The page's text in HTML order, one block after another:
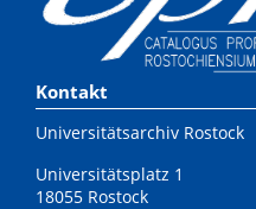
Kontakt
Universitätsarchiv Rostock
Universitätsplatz 1
18055 Rostock